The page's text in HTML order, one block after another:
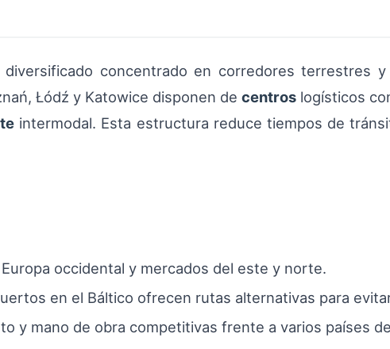
concentrado en corredores terrestres
Łódź y Katowice disponen de centros logísticos
intermodal. Esta estructura reduce tiempos de
occidental y mercados del este y norte.
en el Báltico ofrecen rutas alternativas para
y mano de obra competitivas frente a varios países